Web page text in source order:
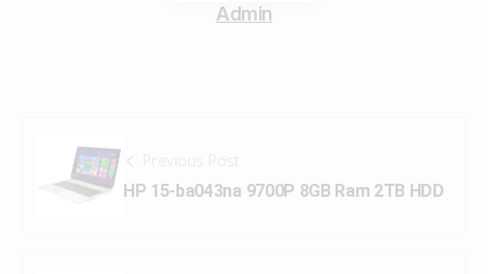
Admin
Previous Post
HP 15-ba043na 9700P 8GB Ram 2TB HDD